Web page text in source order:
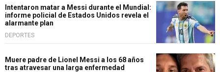
Intentaron matar a Messi durante el Mundial:
informe policial de Estados Unidos revela el
alarmante plan
DEPORTES
Muere padre de Lionel Messi a los 68 años
tras atravesar una larga enfermedad